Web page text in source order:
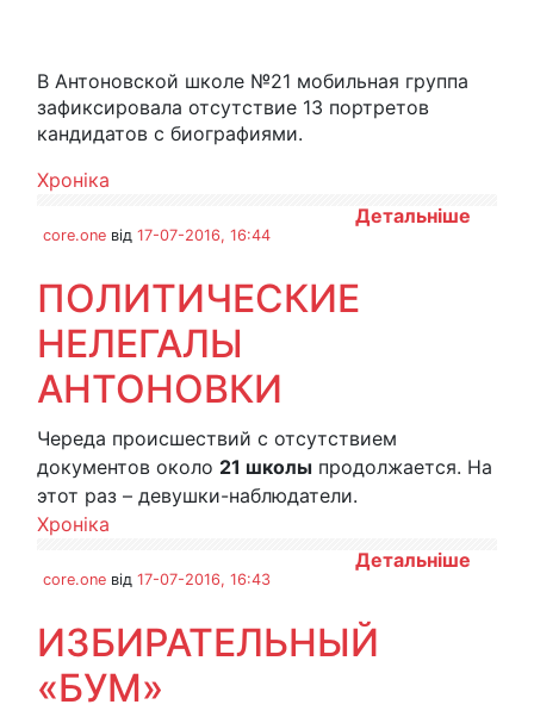
В Антоновской школе №21 мобильная группа
зафиксировала отсутствие 13 портретов
кандидатов с биографиями.
Хроніка
Детальніше
core.one від 17-07-2016, 16:44
ПОЛИТИЧЕСКИЕ
НЕЛЕГАЛЫ
АНТОНОВКИ
Череда происшествий с отсутствием
документов около 21 школы продолжается. На
этот раз – девушки-наблюдатели.
Хроніка
Детальніше
core.one від 17-07-2016, 16:43
ИЗБИРАТЕЛЬНЫЙ
«БУМ»